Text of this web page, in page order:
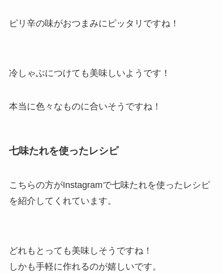
ピリ辛の味がおつまみにピッタリですね！
冷しゃぶにつけても美味しいようです！
本当に色々なものに合いそうですね！
七味たれを使ったレシピ
こちらの方がInstagramで七味たれを使ったレシピ
を紹介してくれています。
どれもとっても美味しそうですね！
しかも手軽に作れるのが嬉しいです。